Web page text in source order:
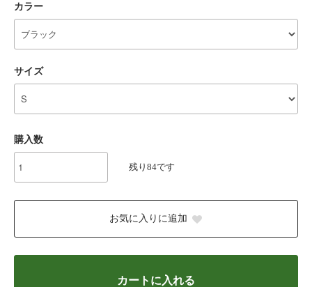
カラー
サイズ
購入数
残り84です
お気に入りに追加
カートに入れる